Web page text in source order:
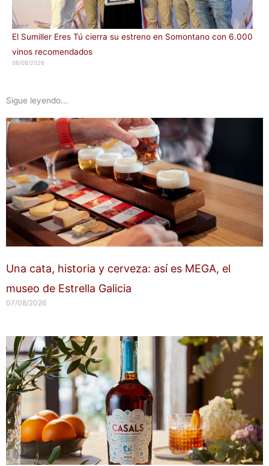
El Sumiller Eres Tú cierra su estreno en Somontano con 6.000
vinos recomendados
06/08/2026
Sigue leyendo...
Una cata, historia y cerveza: así es MEGA, el
museo de Estrella Galicia
07/08/2026